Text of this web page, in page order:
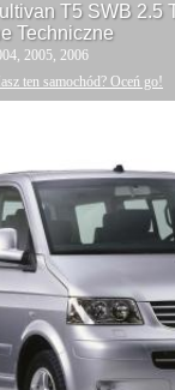
T5 SWB 2.5
Techniczne
2005, 2006
ten samochód? Oceń go!